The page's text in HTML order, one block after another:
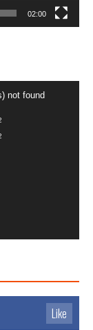
02:00
not found
Like